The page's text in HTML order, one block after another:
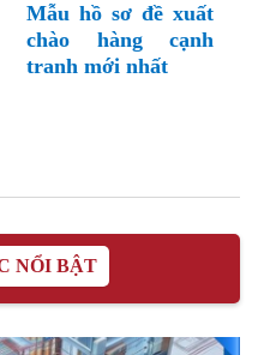
Mẫu hồ sơ đề xuất
chào hàng cạnh
tranh mới nhất
NỔI BẬT